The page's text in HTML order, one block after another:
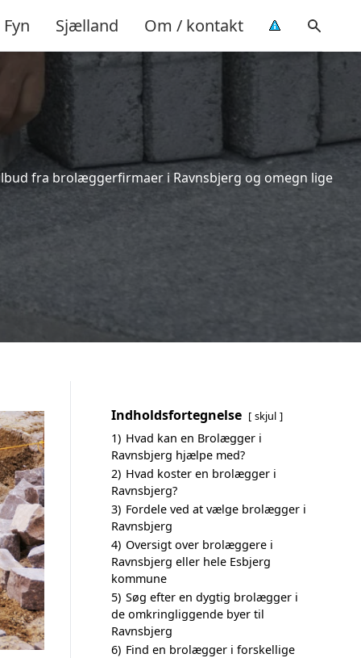
Fyn Sjælland Om / kontakt
fra brolæggerfirmaer i Ravnsbjerg og omegn lige
Indholdsfortegnelse skjul
1) Hvad kan en Brolægger i
Ravnsbjerg hjælpe med?
2) Hvad koster en brolægger i
Ravnsbjerg?
3) Fordele ved at vælge brolægger i
Ravnsbjerg
4) Oversigt over brolæggere i
Ravnsbjerg eller hele Esbjerg
kommune
5) Søg efter en dygtig brolægger i
de omkringliggende byer til
Ravnsbjerg
6) Find en brolægger i forskellige